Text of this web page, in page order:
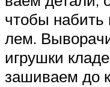
чтобы
лем.
игрушки
заши­ваем до